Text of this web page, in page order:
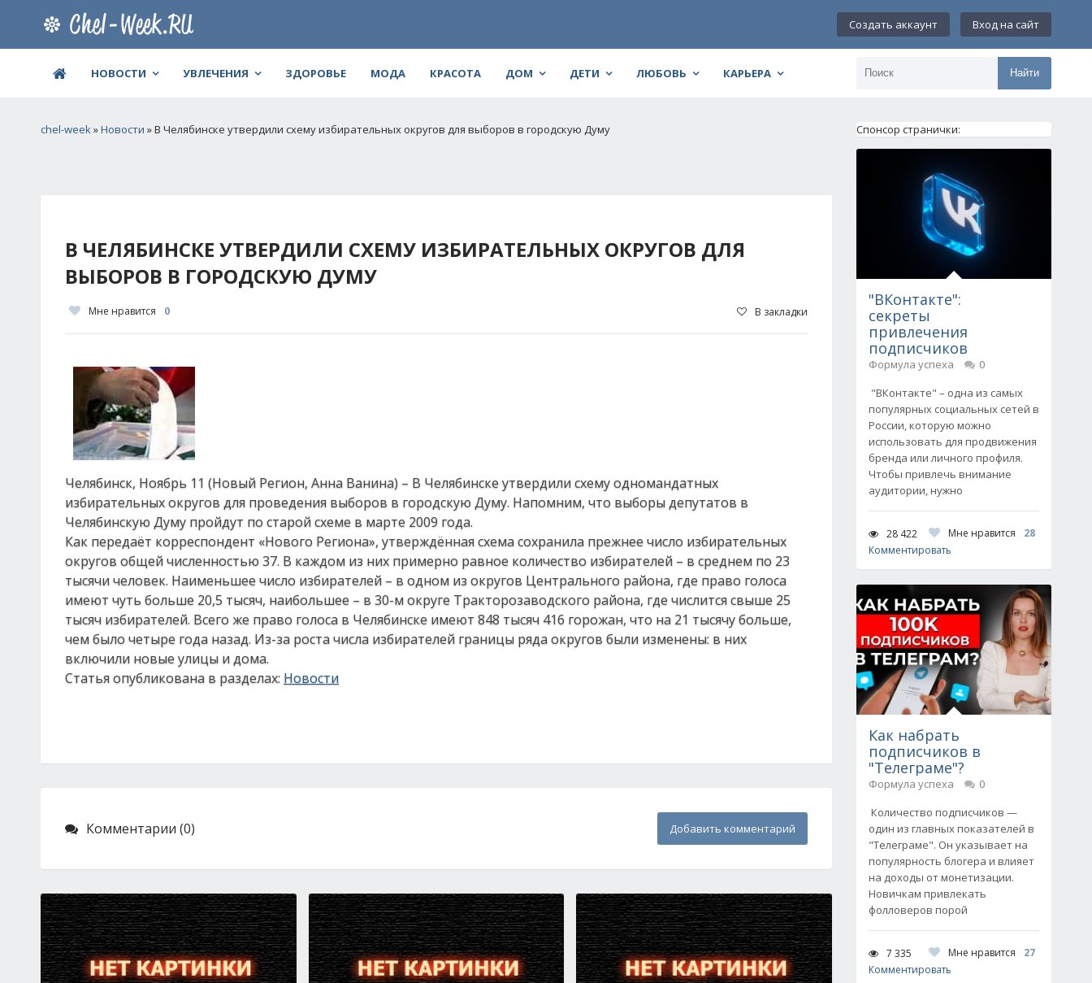
Создать аккаунт Вход на сайт
НОВОСТИ УВЛЕЧЕНИЯ ЗДОРОВЬЕ МОДА КРАСОТА ДОМ ДЕТИ ЛЮБОВЬ КАРЬЕРА Найти
chel-week»Новости » В Челябинске утвердили схему избирательных округов для выборов в городскую Думу
В ЧЕЛЯБИНСКЕ УТВЕРДИЛИ СХЕМУ ИЗБИРАТЕЛЬНЫХ ОКРУГОВ ДЛЯ
ВЫБОРОВ В ГОРОДСКУЮ ДУМУ
Мне нравится 0 В закладки
Челябинск, Ноябрь 11 (Новый Регион, Анна Ванина) – В Челябинске утвердили схему одномандатных
избирательных округов для проведения выборов в городскую Думу. Напомним, что выборы депутатов в
Челябинскую Думу пройдут по старой схеме в марте 2009 года.
Как передаёт корреспондент «Нового Региона», утверждённая схема сохранила прежнее число избирательных
округов общей численностью 37. В каждом из них примерно равное количество избирателей – в среднем по 23
тысячи человек. Наименьшее число избирателей – в одном из округов Центрального района, где право голоса
имеют чуть больше 20,5 тысяч, наибольшее – в 30-м округе Тракторозаводского района, где числится свыше 25
тысяч избирателей. Всего же право голоса в Челябинске имеют 848 тысяч 416 горожан, что на 21 тысячу больше,
чем было четыре года назад. Из-за роста числа избирателей границы ряда округов были изменены: в них
включили новые улицы и дома.
Статья опубликована в разделах: Новости
Комментарии (0) Добавить комментарий
Спонсор странички:
"ВКонтакте":
секреты
привлечения
подписчиков
Формула успеха
0
"ВКонтакте" – одна из самых
популярных социальных сетей в
России, которую можно
использовать для продвижения
бренда или личного профиля.
Чтобы привлечь внимание
аудитории, нужно
28 422 Мне нравится
28
Комментировать
Как набрать
подписчиков в
"Телеграме"?
Формула успеха
0
Количество подписчиков —
один из главных показателей в
"Телеграме". Он указывает на
популярность блогера и влияет
на доходы от монетизации.
Новичкам привлекать
фолловеров порой
7 335 Мне нравится
27
Комментировать